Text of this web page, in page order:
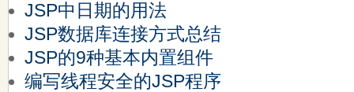
JSP中日期的用法
JSP数据库连接方式总结
JSP的9种基本内置组件
编写线程安全的JSP程序